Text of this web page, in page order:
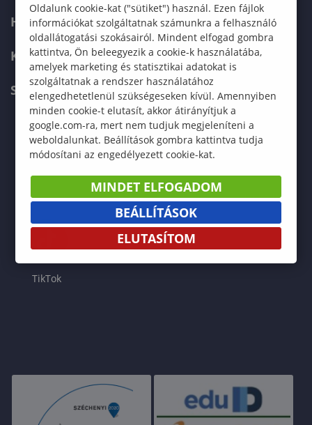
HÍREK
KAPCSOLAT
SOPRONI EGYETEM FŐOLDAL
Facebook Instagram YouTube LinkedIn
TikTok
Oldalunk cookie-kat ("sütiket") használ. Ezen fájlok
információkat szolgáltatnak számunkra a felhasználó
oldallátogatási szokásairól. Mindent elfogad gombra
kattintva, Ön beleegyezik a cookie-k használatába,
amelyek marketing és statisztikai adatokat is
szolgáltatnak a rendszer használatához
elengedhetetlenül szükségeseken kívül. Amennyiben
minden cookie-t elutasít, akkor átirányítjuk a
google.com-ra, mert nem tudjuk megjeleníteni a
weboldalunkat. Beállítások gombra kattintva tudja
módosítani az engedélyezett cookie-kat.
MINDET ELFOGADOM
BEÁLLÍTÁSOK
ELUTASÍTOM